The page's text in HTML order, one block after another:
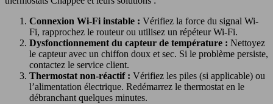
Connexion Wi-Fi instable : Vérifiez la force du signal Wi-
Fi, rapprochez le routeur ou utilisez un répéteur Wi-Fi.
Dysfonctionnement du capteur de température : Nettoyez
le capteur avec un chiffon doux et sec. Si le problème persiste,
contactez le service client.
Thermostat non-réactif : Vérifiez les piles (si applicable) ou
l’alimentation électrique. Redémarrez le thermostat en le
débranchant quelques minutes.